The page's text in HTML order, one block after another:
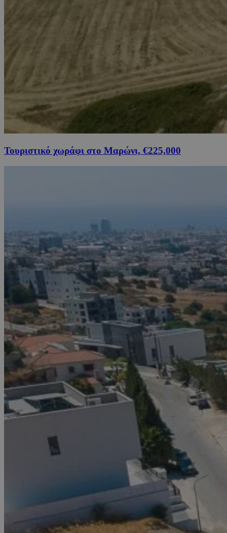
Τουριστικό χωράφι στο Μαρώνι, €225,000